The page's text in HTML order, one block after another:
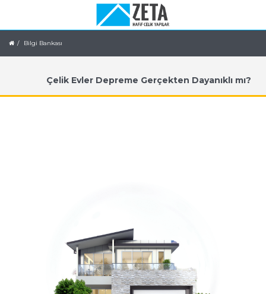
Bilgi Bankası
Çelik Evler Depreme Gerçekten Dayanıklı mı?